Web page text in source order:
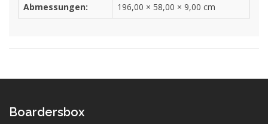
Abmessungen: 196,00 × 58,00 × 9,00 cm
Boardersbox